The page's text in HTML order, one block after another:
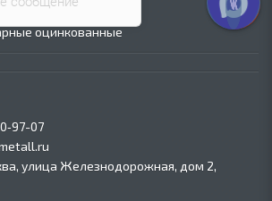
прямоугольные
оцинкованные
07
улица Железнодорожная, дом 2,